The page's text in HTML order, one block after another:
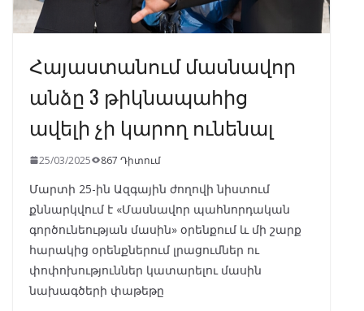
Հայաստանում մասնավոր
անձը 3 թիկնապահից
ավելի չի կարող ունենալ
25/03/2025 867 Դիտում
Մարտի 25-ին Ազգային ժողովի նիստում
քննարկվում է «Մասնավոր պահնորդական
գործունեության մասին» օրենքում և մի շարք
հարակից օրենքներում լրացումներ ու
փոփոխություններ կատարելու մասին
նախագծերի փաթեթը